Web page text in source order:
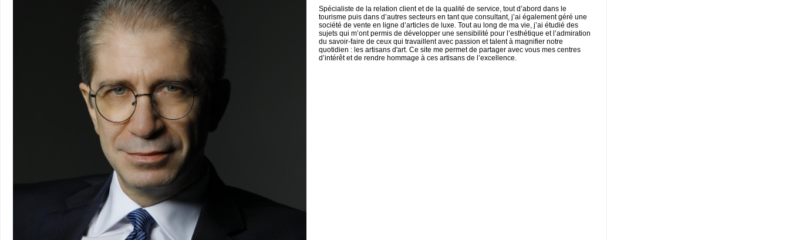
Spécialiste de la relation client et de la qualité de service, tout d’abord dans le
tourisme puis dans d’autres secteurs en tant que consultant, j’ai également géré une
société de vente en ligne d’articles de luxe. Tout au long de ma vie, j’ai étudié des
sujets qui m’ont permis de développer une sensibilité pour l’esthétique et l’admiration
du savoir-faire de ceux qui travaillent avec passion et talent à magnifier notre
quotidien : les artisans d'art. Ce site me permet de partager avec vous mes centres
d’intérêt et de rendre hommage à ces artisans de l’excellence.